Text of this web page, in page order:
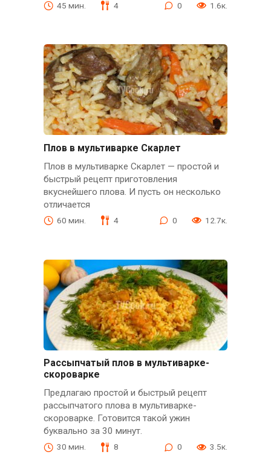
45 мин. 4 0 1.6к.
Плов в мультиварке Скарлет
Плов в мультиварке Скарлет — простой и
быстрый рецепт приготовления
вкуснейшего плова. И пусть он несколько
отличается
60 мин. 4 0 12.7к.
Рассыпчатый плов в мультиварке-
скороварке
Предлагаю простой и быстрый рецепт
рассыпчатого плова в мультиварке-
скороварке. Готовится такой ужин
буквально за 30 минут.
30 мин. 8 0 3.5к.